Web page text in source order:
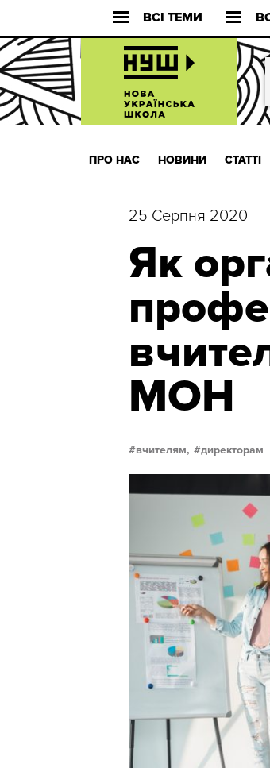
ВСІ ТЕМИ
ПРО НАС НОВИНИ СТАТТІ
25 Серпня 2020
Як
МОН
вчителям, директорам